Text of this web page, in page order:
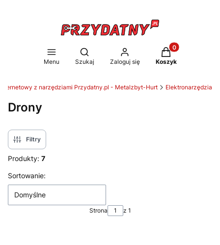
Menu
Otwórz wyszukiwarkę
Szukaj Zaloguj się
Produkty w
Koszyk
z narzędziami Przydatny.pl - Metalzbyt-Hurt Elektronarzędzia
Drony
Filtry
Produkty: 7
Lista produktów
Sortowanie:
Domyślne
Strona z 1